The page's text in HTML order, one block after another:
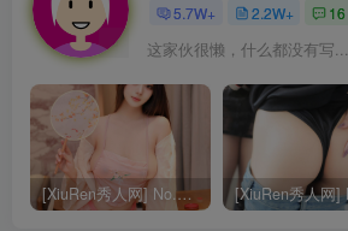
5.7W+ 2.2W+ 16
这家伙很懒，什么都没有写...
[XiuRen秀人网] No.9040 蛋蛋宝 妩媚美腿